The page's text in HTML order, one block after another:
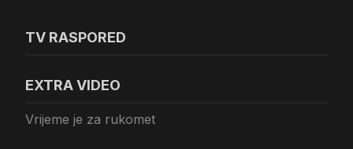
TV RASPORED
EXTRA VIDEO
Vrijeme je za rukomet